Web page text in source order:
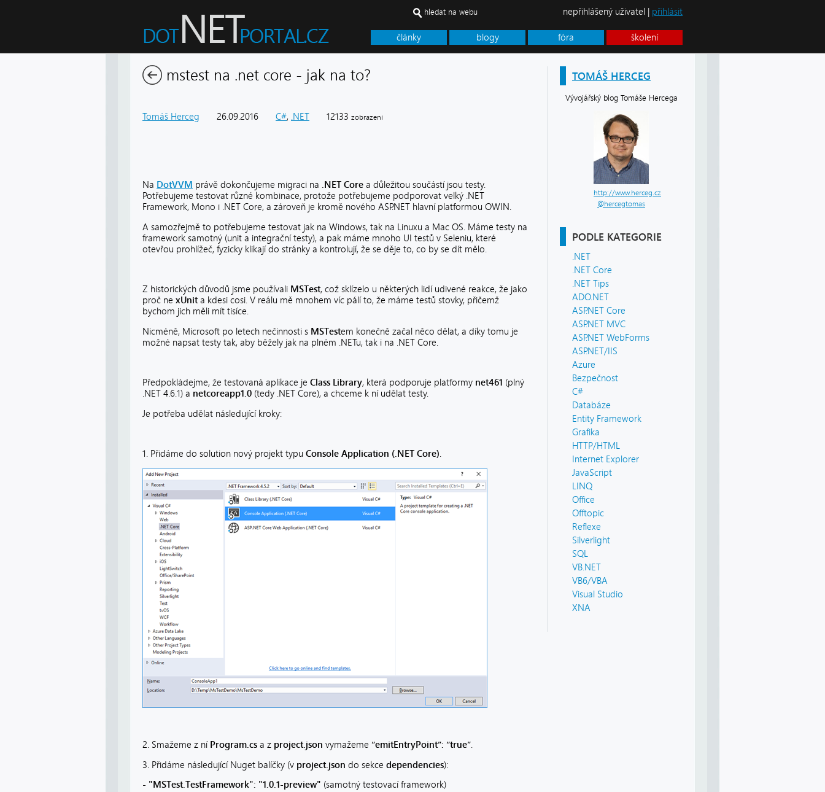
články blogy fóra školení
hledat na webu nepřihlášený uživatel | přihlásit
TOMÁŠ HERCEG
Vývojářský blog Tomáše Hercega
http://www.herceg.cz
@hercegtomas
PODLE KATEGORIE
.NET
.NET Core
.NET Tips
ADO.NET
ASP.NET Core
ASP.NET MVC
ASP.NET WebForms
ASP.NET/IIS
Azure
Bezpečnost
C#
Databáze
Entity Framework
Grafika
HTTP/HTML
Internet Explorer
JavaScript
LINQ
Office
Offtopic
Reflexe
Silverlight
SQL
VB.NET
VB6/VBA
Visual Studio
XNA
mstest na .net core - jak na to?
Tomáš Herceg 26.09.2016 C#, .NET 12133 zobrazení
Na DotVVM právě dokončujeme migraci na .NET Core a důležitou součástí jsou testy.
Potřebujeme testovat různé kombinace, protože potřebujeme podporovat velký .NET
Framework, Mono i .NET Core, a zároveň je kromě nového ASP.NET hlavní platformou OWIN.
A samozřejmě to potřebujeme testovat jak na Windows, tak na Linuxu a Mac OS. Máme testy na
framework samotný (unit a integrační testy), a pak máme mnoho UI testů v Seleniu, které
otevřou prohlížeč, fyzicky klikají do stránky a kontrolují, že se děje to, co by se dít mělo.
Z historických důvodů jsme používali MSTest, což sklízelo u některých lidí udivené reakce, že jako
proč ne xUnit a kdesi cosi. V reálu mě mnohem víc pálí to, že máme testů stovky, přičemž
bychom jich měli mít tisíce.
Nicméně, Microsoft po letech nečinnosti s MSTestem konečně začal něco dělat, a díky tomu je
možné napsat testy tak, aby běžely jak na plném .NETu, tak i na .NET Core.
Předpokládejme, že testovaná aplikace je Class Library, která podporuje platformy net461 (plný
.NET 4.6.1) a netcoreapp1.0 (tedy .NET Core), a chceme k ní udělat testy.
Je potřeba udělat následující kroky:
1. Přidáme do solution nový projekt typu Console Application (.NET Core).
2. Smažeme z ní Program.cs a z project.json vymažeme “emitEntryPoint”: “true”.
3. Přidáme následující Nuget balíčky (v project.json do sekce dependencies):
- "MSTest.TestFramework": "1.0.1-preview" (samotný testovací framework)